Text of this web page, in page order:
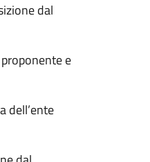
dal
e
dell’ente